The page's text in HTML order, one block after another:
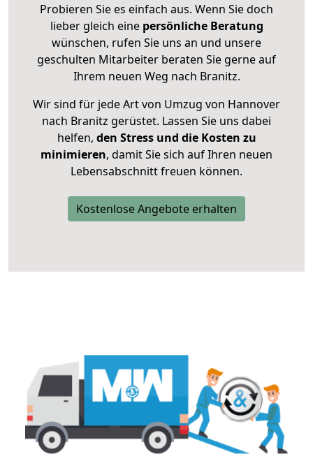
Probieren Sie es einfach aus. Wenn Sie doch
lieber gleich eine persönliche Beratung
wünschen, rufen Sie uns an und unsere
geschulten Mitarbeiter beraten Sie gerne auf
Ihrem neuen Weg nach Branitz.
Wir sind für jede Art von Umzug von Hannover
nach Branitz gerüstet. Lassen Sie uns dabei
helfen, den Stress und die Kosten zu
minimieren, damit Sie sich auf Ihren neuen
Lebensabschnitt freuen können.
Kostenlose Angebote erhalten